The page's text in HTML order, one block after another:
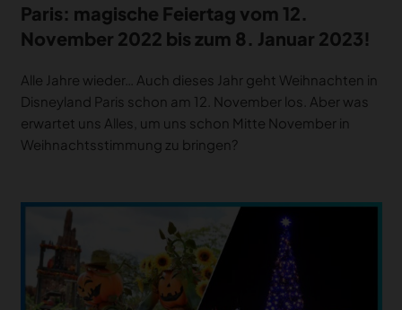
Paris: magische Feiertag vom 12.
November 2022 bis zum 8. Januar 2023!
Alle Jahre wieder… Auch dieses Jahr geht Weihnachten in
Disneyland Paris schon am 12. November los. Aber was
erwartet uns Alles, um uns schon Mitte November in
Weihnachtsstimmung zu bringen?